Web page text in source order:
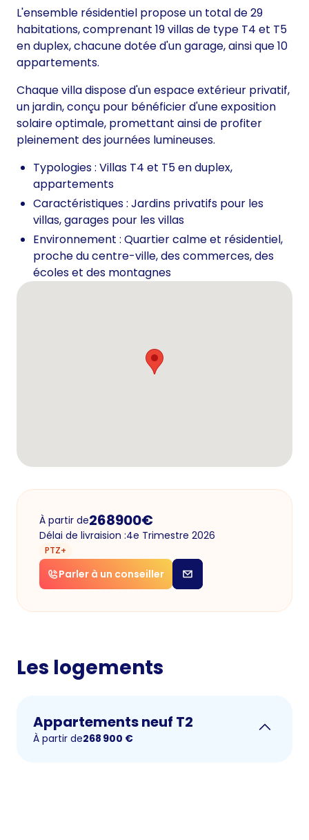
L'ensemble résidentiel propose un total de 29
habitations, comprenant 19 villas de type T4 et T5
en duplex, chacune dotée d'un garage, ainsi que 10
appartements.
Chaque villa dispose d'un espace extérieur privatif,
un jardin, conçu pour bénéficier d'une exposition
solaire optimale, promettant ainsi de profiter
pleinement des journées lumineuses.
Typologies : Villas T4 et T5 en duplex,
appartements
Caractéristiques : Jardins privatifs pour les
villas, garages pour les villas
Environnement : Quartier calme et résidentiel,
proche du centre-ville, des commerces, des
écoles et des montagnes
À partir de268900€
Délai de livraision :4e Trimestre 2026
PTZ+
Parler à un conseiller
Les logements
Appartements neuf T2
À partir de268 900 €